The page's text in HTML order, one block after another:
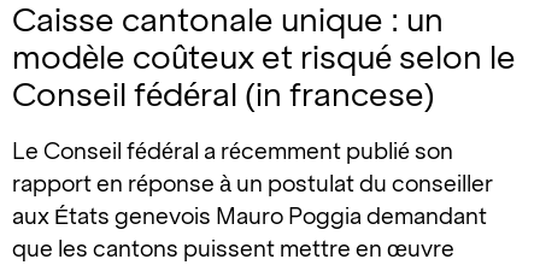
Caisse cantonale unique : un
modèle coûteux et risqué selon le
Conseil fédéral (in francese)
Le Conseil fédéral a récemment publié son
rapport en réponse à un postulat du conseiller
aux États genevois Mauro Poggia demandant
que les cantons puissent mettre en œuvre